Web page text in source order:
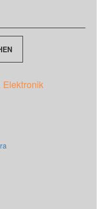
Elektronik